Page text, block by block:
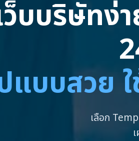
ว็บบริษัทง่
แบบสวย
เลือก